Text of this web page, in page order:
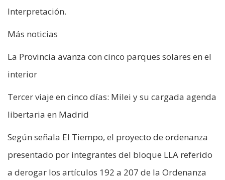
Interpretación.
Más noticias
La Provincia avanza con cinco parques solares en el
interior
Tercer viaje en cinco días: Milei y su cargada agenda
libertaria en Madrid
Según señala El Tiempo, el proyecto de ordenanza
presentado por integrantes del bloque LLA referido
a derogar los artículos 192 a 207 de la Ordenanza